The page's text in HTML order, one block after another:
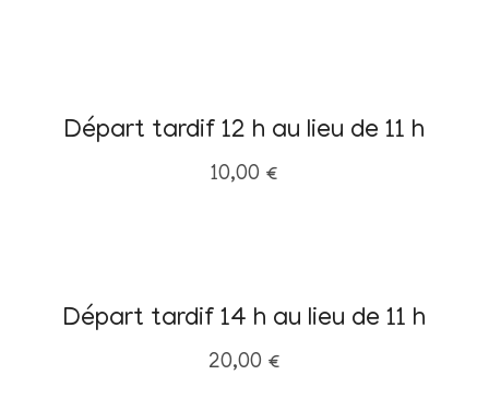
Départ tardif 12 h au lieu de 11 h
10,00 €
Départ tardif 14 h au lieu de 11 h
20,00 €